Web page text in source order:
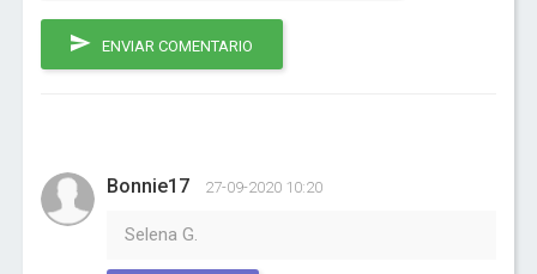
ENVIAR COMENTARIO
Bonnie17 27-09-2020 10:20
Selena G.